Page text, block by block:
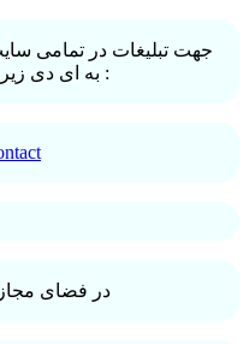
جهت تبلیغات در تمامی
به ای دی زیر در تلگرام پیام دهید :
در فضای